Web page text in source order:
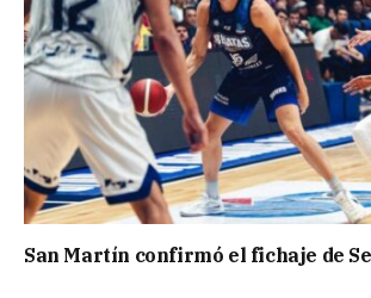
San Martín confirmó el fichaje de